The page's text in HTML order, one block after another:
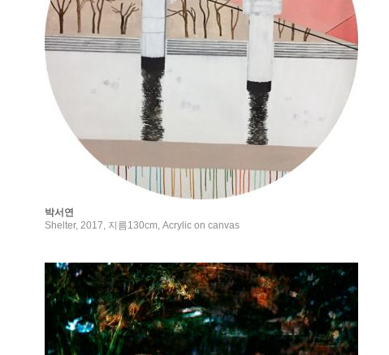
박서연
Shelter, 2017, 지름130cm, Acrylic on canvas